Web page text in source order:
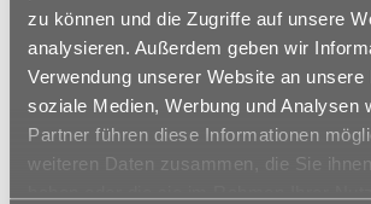
zu können und die Zugriffe auf unsere
analysieren. Außerdem geben wir
Verwendung unserer Website an unsere
soziale Medien, Werbung und Analysen
Partner führen diese Informationen
weiteren Daten zusammen, die Sie
Deurer News Ausgabe November 2024